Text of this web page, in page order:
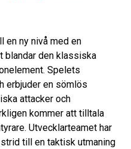
en ny nivå med en
blandar den klassiska
Spelets
erbjuder en sömlös
attacker och
kommer att tilltala
Utvecklarteamet har
till en taktisk utmaning